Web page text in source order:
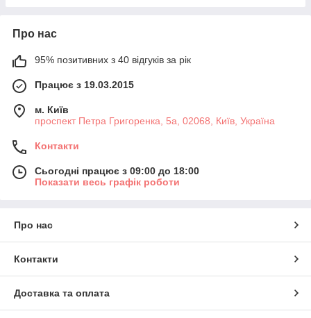
Про нас
95% позитивних з 40 відгуків за рік
Працює з 19.03.2015
м. Київ
проспект Петра Григоренка, 5а, 02068, Київ, Україна
Контакти
Сьогодні працює з 09:00 до 18:00
Показати весь графік роботи
Про нас
Контакти
Доставка та оплата